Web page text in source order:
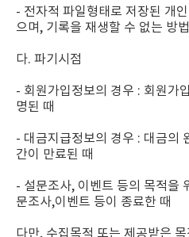
- 전자적 파일형태로 저장된 개
으며, 기록을 재생할 수 없는 방
다. 파기시점
- 회원가입정보의 경우 : 회원가
명된 때
- 대금지급정보의 경우 : 대금의
간이 만료된 때
- 설문조사, 이벤트 등의 목적을
문조사,이벤트 등이 종료한 때
다만, 수집목적 또는 제공받은